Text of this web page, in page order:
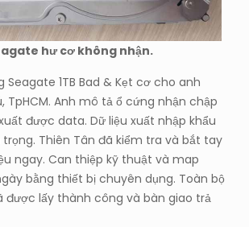
hư cơ không nhận.
Seagate 1TB Bad & Kẹt cơ cho anh
TpHCM. Anh mô tả ổ cứng nhận chập
được data. Dữ liệu xuất nhập khẩu
Thiên Tân đã kiểm tra và bắt tay
ngay. Can thiệp kỹ thuật và map
bằng thiết bị chuyên dụng. Toàn bộ
được lấy thành công và bàn giao trả